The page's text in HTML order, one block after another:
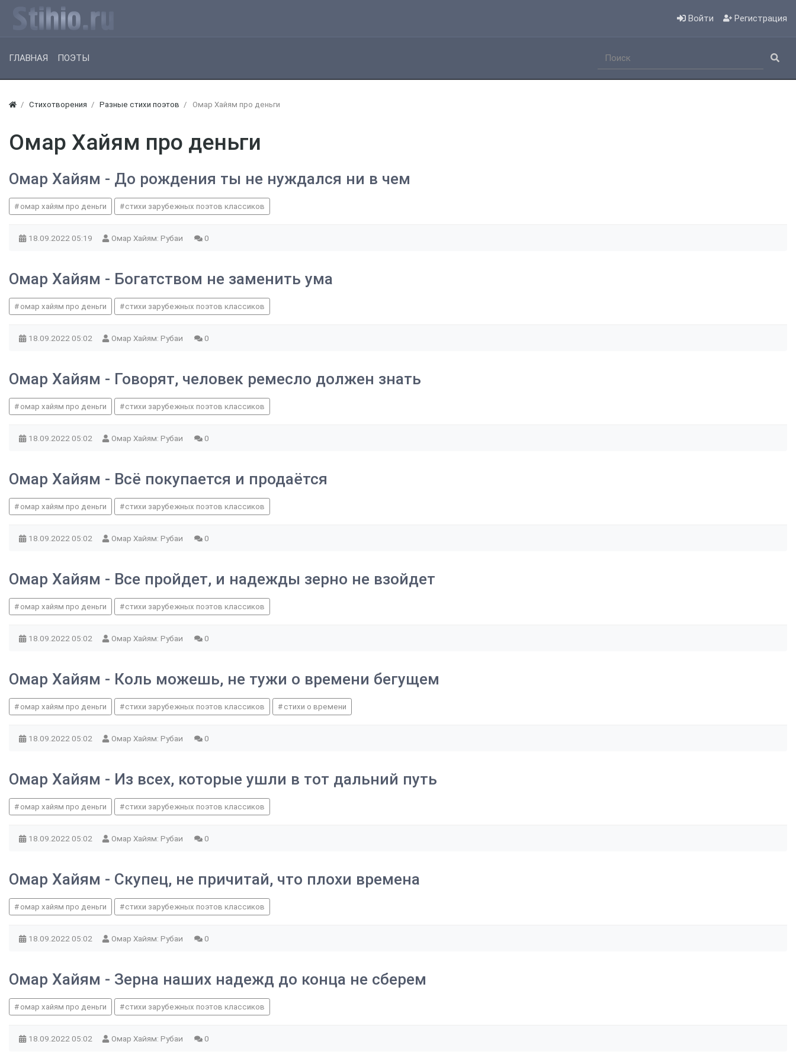
Войти Регистрация
ГЛАВНАЯ ПОЭТЫ
Стихотворения Разные стихи поэтов Омар Хайям про деньги
Омар Хайям про деньги
Омар Хайям - До рождения ты не нуждался ни в чем
омар хайям про деньги стихи зарубежных поэтов классиков
18.09.2022 05:19 Омар Хайям: Рубаи 0
Омар Хайям - Богатством не заменить ума
омар хайям про деньги стихи зарубежных поэтов классиков
18.09.2022 05:02 Омар Хайям: Рубаи 0
Омар Хайям - Говорят, человек ремесло должен знать
омар хайям про деньги стихи зарубежных поэтов классиков
18.09.2022 05:02 Омар Хайям: Рубаи 0
Омар Хайям - Всё покупается и продаётся
омар хайям про деньги стихи зарубежных поэтов классиков
18.09.2022 05:02 Омар Хайям: Рубаи 0
Омар Хайям - Все пройдет, и надежды зерно не взойдет
омар хайям про деньги стихи зарубежных поэтов классиков
18.09.2022 05:02 Омар Хайям: Рубаи 0
Омар Хайям - Коль можешь, не тужи о времени бегущем
омар хайям про деньги стихи зарубежных поэтов классиков стихи о времени
18.09.2022 05:02 Омар Хайям: Рубаи 0
Омар Хайям - Из всех, которые ушли в тот дальний путь
омар хайям про деньги стихи зарубежных поэтов классиков
18.09.2022 05:02 Омар Хайям: Рубаи 0
Омар Хайям - Скупец, не причитай, что плохи времена
омар хайям про деньги стихи зарубежных поэтов классиков
18.09.2022 05:02 Омар Хайям: Рубаи 0
Омар Хайям - Зерна наших надежд до конца не сберем
омар хайям про деньги стихи зарубежных поэтов классиков
18.09.2022 05:02 Омар Хайям: Рубаи 0